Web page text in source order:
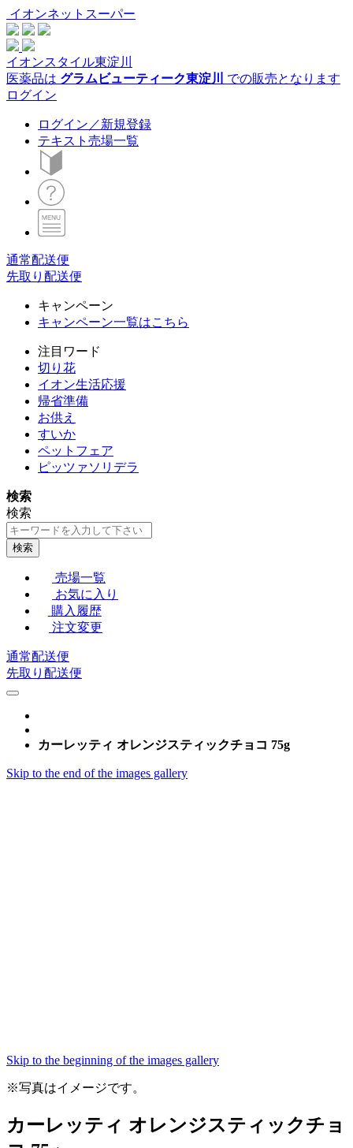
イオンネットスーパー
イオンスタイル東淀川
医薬品は グラムビューティーク東淀川
での販売となります
ログイン
ログイン／新規登録
テキスト売場一覧
通常配送便
先取り配送便
キャンペーン
キャンペーン一覧はこちら
注目ワード
切り花
イオン生活応援
帰省準備
お供え
すいか
ペットフェア
ピッツァソリデラ
検索
検索
検索
売場一覧
お気に入り
購入履歴
注文変更
通常配送便
先取り配送便
カーレッティ オレンジスティックチョコ 75g
Skip to the end of the images gallery
Skip to the beginning of the images gallery
※写真はイメージです。
カーレッティ オレンジスティックチョ